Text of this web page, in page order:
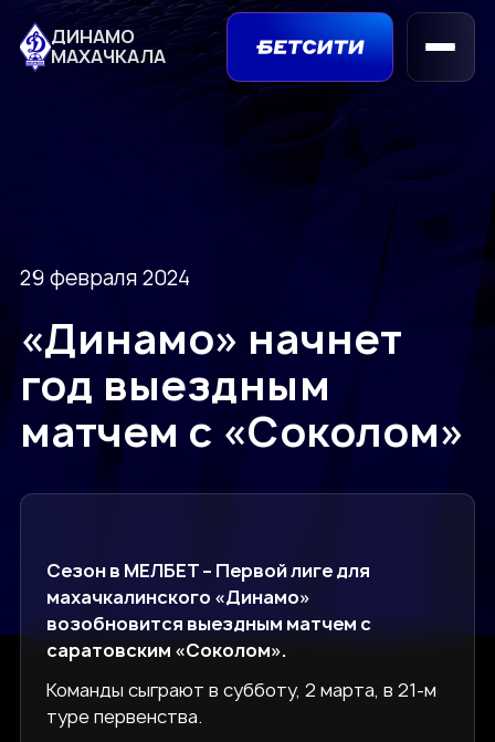
ДИНАМО
МАХАЧКАЛА
29 февраля 2024
«Динамо» начнет
год выездным
матчем с «Соколом»
Сезон в МЕЛБЕТ – Первой лиге для
махачкалинского «Динамо»
возобновится выездным матчем с
саратовским «Соколом».
Команды сыграют в субботу, 2 марта, в 21-м
туре первенства.